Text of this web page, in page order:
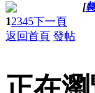
[
12345下一頁
返回首頁 發帖